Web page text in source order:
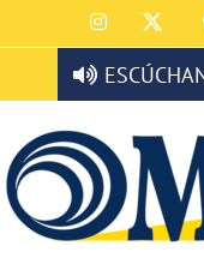
al
contenido
Instagram